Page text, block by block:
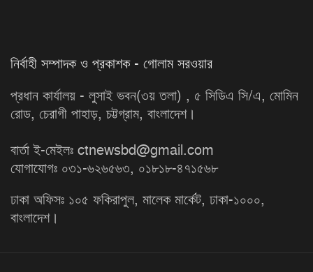
নির্বাহী সম্পাদক ও প্রকাশক - গোলাম সরওয়ার
প্রধান কার্যালয় - লুসাই ভবন(৩য় তলা) , ৫ সিডিএ সি/এ, মোমিন
রোড, চেরাগী পাহাড়, চট্টগ্রাম, বাংলাদেশ।
বার্তা ই-মেইলঃ ctnewsbd@gmail.com
যোগাযোগঃ ০৩১-৬২৬৫৬৩, ০১৮১৮-৪৭১৫৬৮
ঢাকা অফিসঃ ১০৫ ফকিরাপুল, মালেক মার্কেট, ঢাকা-১০০০,
বাংলাদেশ।